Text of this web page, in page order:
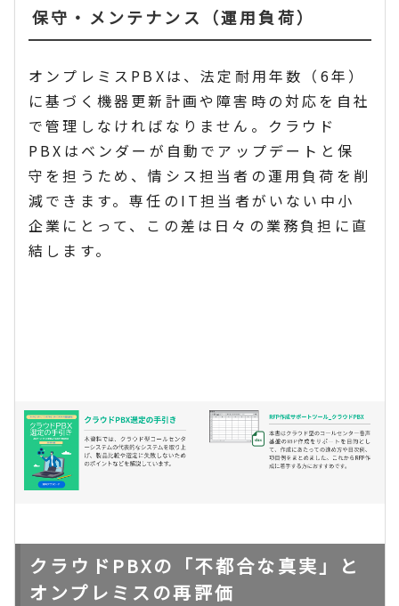
保守・メンテナンス（運用負荷）
オンプレミスPBXは、法定耐用年数（6年）
に基づく機器更新計画や障害時の対応を自社
で管理しなければなりません。クラウド
PBXはベンダーが自動でアップデートと保
守を担うため、情シス担当者の運用負荷を削
減できます。専任のIT担当者がいない中小
企業にとって、この差は日々の業務負担に直
結します。
クラウドPBXの「不都合な真実」と
オンプレミスの再評価